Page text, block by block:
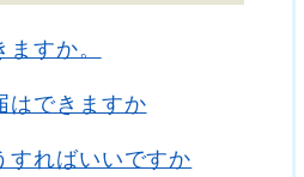
すか。
はできますか
すればいいですか